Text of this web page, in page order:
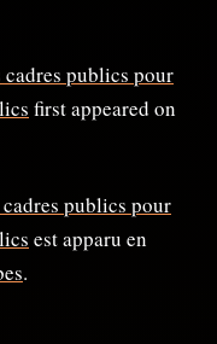
publics pour
first appeared on
publics pour
est apparu en
.